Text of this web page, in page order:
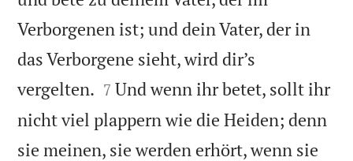
Verborgenen ist; und dein Vater, der in
das Verborgene sieht, wird dir’s
vergelten. 

7 Und wenn ihr betet, sollt ihr
nicht viel plappern wie die Heiden; denn
sie meinen, sie werden erhört, wenn sie